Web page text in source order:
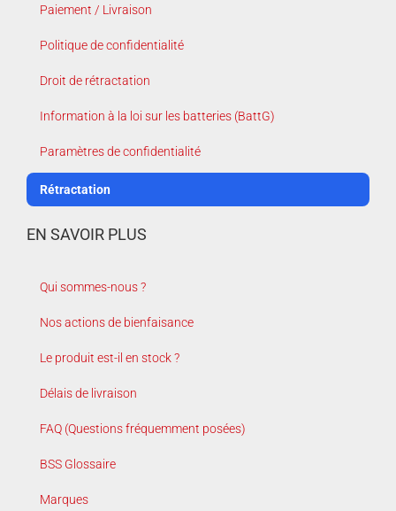
Paiement / Livraison
Politique de confidentialité
Droit de rétractation
Information à la loi sur les batteries (BattG)
Paramètres de confidentialité
Rétractation
EN SAVOIR PLUS
Qui sommes-nous ?
Nos actions de bienfaisance
Le produit est-il en stock ?
Délais de livraison
FAQ (Questions fréquemment posées)
BSS Glossaire
Marques